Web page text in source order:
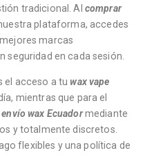
tradicional. Al comprar
plataforma, accedes
marcas
seguridad en cada sesión.
el acceso a tuwax vape
mientras que para el
envío wax Ecuadormediante
y totalmente discretos.
flexibles y una política de